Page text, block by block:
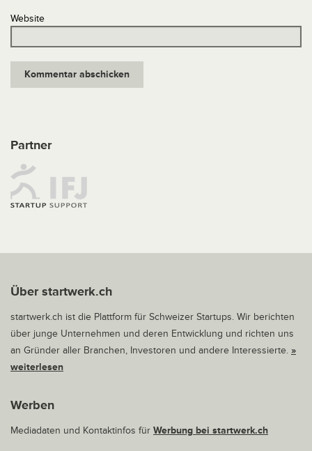
Website
Partner
Über startwerk.ch
startwerk.ch ist die Plattform für Schweizer Startups. Wir berichten
über junge Unternehmen und deren Entwicklung und richten uns
an Gründer aller Branchen, Investoren und andere Interessierte. »
weiterlesen
Werben
Mediadaten und Kontaktinfos für Werbung bei startwerk.ch